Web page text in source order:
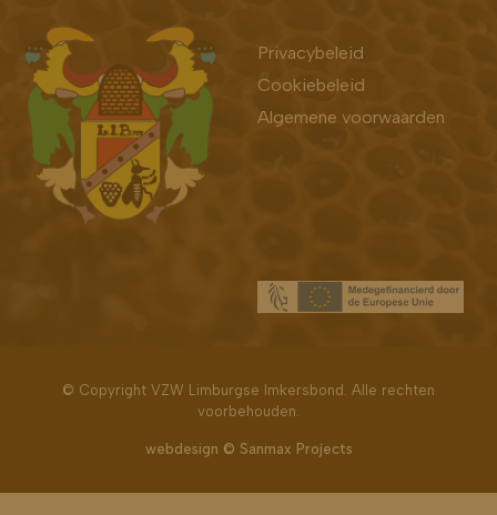
Bekijk ook
Privacybeleid
Cookiebeleid
Algemene voorwaarden
© Copyright VZW Limburgse Imkersbond. Alle rechten
voorbehouden.
webdesign © Sanmax Projects